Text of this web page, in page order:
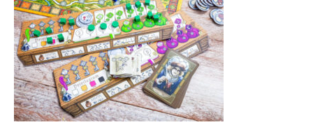
contenu